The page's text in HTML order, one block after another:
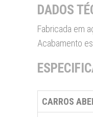
DADOS
Fabricada em
Acabamento
CARROS